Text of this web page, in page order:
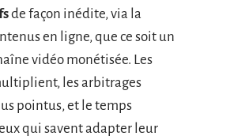
de façon inédite, via la
en ligne, que ce soit un
vidéo monétisée. Les
les arbitrages
pointus, et le temps
qui savent adapter leur